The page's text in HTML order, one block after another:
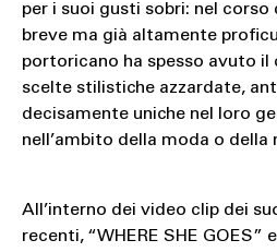
per i suoi gusti sobri: nel
breve ma già altamente
portoricano ha spesso avuto il
scelte stilistiche azzardate,
decisamente uniche nel loro
nell’ambito della moda o della
All’interno dei video clip dei
recenti, “WHERE SHE GOES”